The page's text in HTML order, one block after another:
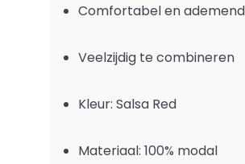
Comfortabel en ademend
Veelzijdig te combineren
Kleur: Salsa Red
Materiaal: 100% modal